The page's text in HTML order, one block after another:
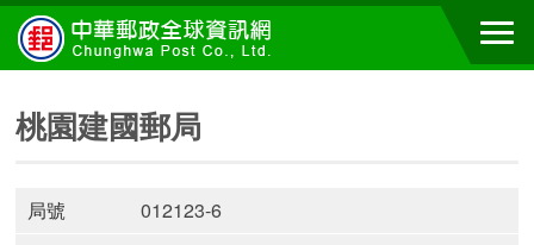
桃園建國郵局
局號
012123-6